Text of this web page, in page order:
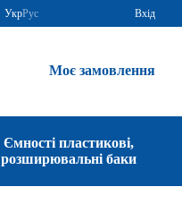
УкрРус Вхід
Моє замовлення
Ємності пластикові,
розширювальні баки